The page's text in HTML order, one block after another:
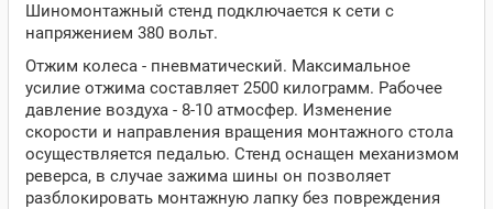
Шиномонтажный стенд подключается к сети с
напряжением 380 вольт.
Отжим колеса - пневматический. Максимальное
усилие отжима составляет 2500 килограмм. Рабочее
давление воздуха - 8-10 атмосфер. Изменение
скорости и направления вращения монтажного стола
осуществляется педалью. Стенд оснащен механизмом
реверса, в случае зажима шины он позволяет
разблокировать монтажную лапку без повреждения